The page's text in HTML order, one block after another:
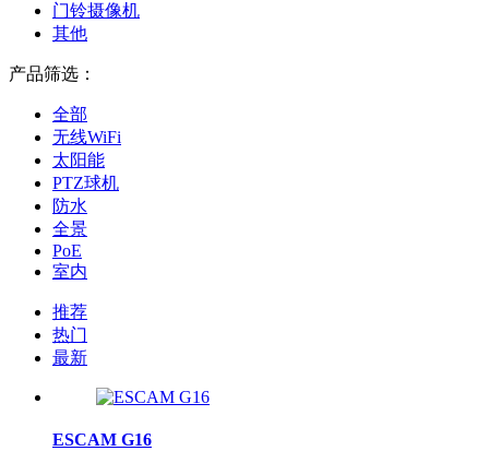
门铃摄像机
其他
产品筛选：
全部
无线WiFi
太阳能
PTZ球机
防水
全景
PoE
室内
推荐
热门
最新
ESCAM G16